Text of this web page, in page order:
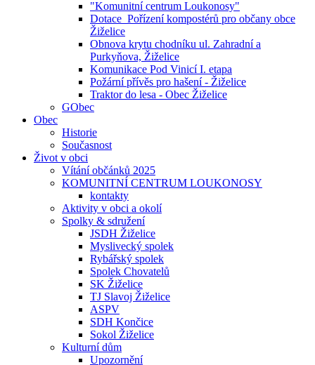
"Komunitní centrum Loukonosy"
Dotace_Pořízení kompostérů pro občany obce
Žiželice
Obnova krytu chodníku ul. Zahradní a
Purkyňova, Žiželice
Komunikace Pod Vinicí I. etapa
Požární přívěs pro hašení - Žiželice
Traktor do lesa - Obec Žiželice
GObec
Obec
Historie
Současnost
Život v obci
Vítání občánků 2025
KOMUNITNÍ CENTRUM LOUKONOSY
kontakty
Aktivity v obci a okolí
Spolky & sdružení
JSDH Žiželice
Myslivecký spolek
Rybářský spolek
Spolek Chovatelů
SK Žiželice
TJ Slavoj Žiželice
ASPV
SDH Končice
Sokol Žiželice
Kulturní dům
Upozornění